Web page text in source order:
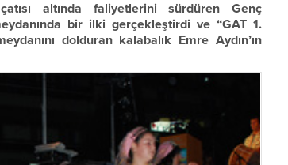
altında faliyetlerini sürdüren Genç
bir ilki gerçekleştirdi ve “GAT 1.
dolduran kalabalık Emre Aydın’ın